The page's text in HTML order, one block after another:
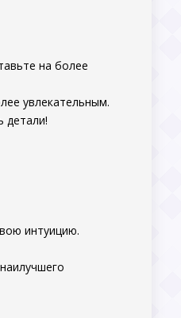
на более
увлекательным.
детали!
интуицию.